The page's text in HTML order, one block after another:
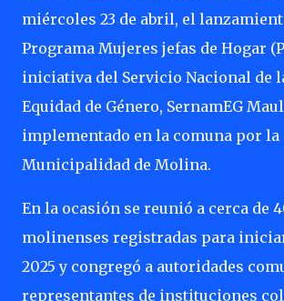
miércoles 23 de abril, el
Programa Mujeres jefas de Hogar
iniciativa del Servicio Nacional de
Equidad de Género, SernamEG
implementado en la comuna por la
Municipalidad de Molina.
En la ocasión se reunió a cerca de
molinenses registradas para
2025 y congregó a autoridades
representantes de instituciones